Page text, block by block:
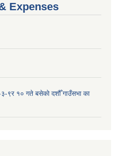
Expenses
३-९र १० गते बसेकाे दशौँ गाउँसभा का